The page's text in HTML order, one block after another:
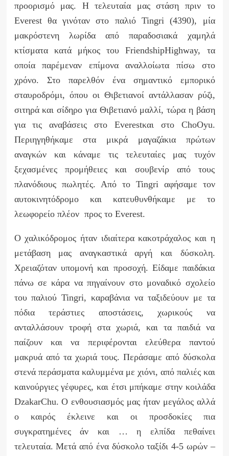
προορισμό μας. Η τελευταία μας στάση πριν το
Everestθα γινόταν στο παλιό Tingri(4390), μία
μακρόστενη λωρίδα από παραδοσιακά χαμηλά
κτίσματα κατά μήκος τουFriendshipHighway, τα
οποία παρέμεναν επίμονα αναλλοίωτα πίσω στο
χρόνο. Στο παρελθόν ένα σημαντικό εμπορικό
σταυροδρόμι, όπου οι Θιβετιανοί αντάλλασαν ρύζι,
σιτηρά και σίδηρο για Θιβετιανό μαλλί, τώρα η βάση
για τις αναβάσεις στο Everestκαι στο ChoOyu.
Περιηγηθήκαμε στα μικρά μαγαζάκια πρώτων
αναγκών και κάναμε τις τελευταίες μας τυχόν
ξεχασμένες προμήθειες και σουβενίρ από τους
πλανόδιους πωλητές. Από το Tingriαφήσαμε τον
αυτοκινητόδρομο και κατευθυνθήκαμε με το
λεωφορείο πλέον προς το Everest.
Ο χαλικόδρομος ήταν ιδιαίτερα κακοτράχαλος και η
μετάβαση μας αναγκαστικά αργή και δύσκολη.
Χρειαζόταν υπομονή και προσοχή. Είδαμε παιδάκια
πάνω σε κάρα να πηγαίνουν στο μοναδικό σχολείο
του παλιούTingri, καραβάνια να ταξιδεύουν με τα
πόδια τεράστιες αποστάσεις, χωρικούς να
ανταλλάσουν τροφή στα χωριά, και τα παιδιά να
παίζουν και να περιφέρονται ελεύθερα παντού
μακρυά από τα χωριά τους. Περάσαμε από δύσκολα
στενά περάσματα καλυμμένα με χιόνι, από παλιές και
καινούργιες γέφυρες, και έτσι μπήκαμε στην κοιλάδα
DzakarChu. Ο ενθουσιασμός μας ήταν μεγάλος αλλά
ο καιρός έκλεινε και οι προσδοκίες πια
συγκρατημένες άν και … η ελπίδα πεθαίνει
τελευταία. Μετά από ένα δύσκολο ταξίδι 4-5 ωρών –